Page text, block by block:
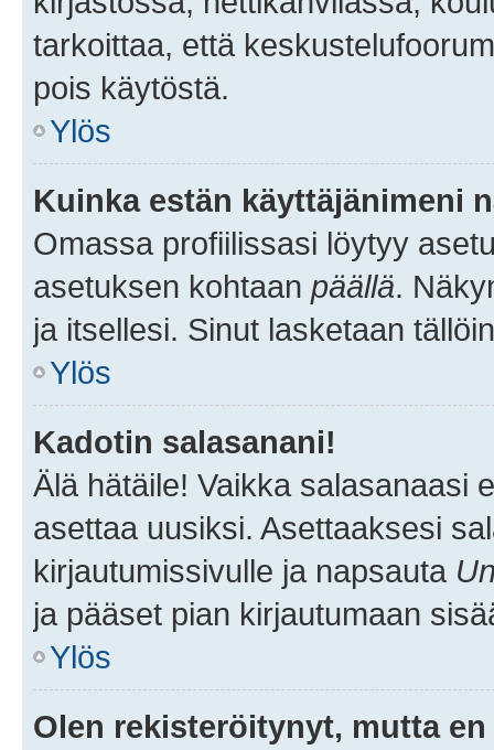
tarkoittaa, että
pois käytöstä.
Ylös
Kuinka estän käyttäjänimeni
Omassa profiilissasi löytyy
asetuksen kohtaan päällä.
ja itsellesi. Sinut lasketaan
Ylös
Kadotin salasanani!
Älä hätäile! Vaikka salasanaasi
asettaa uusiksi. Asettaaksesi
kirjautumissivulle ja napsauta
ja pääset pian kirjautumaan
Ylös
Olen rekisteröitynyt, mutta